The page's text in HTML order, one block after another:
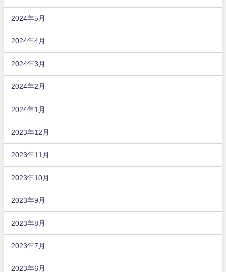
2024年5月
2024年4月
2024年3月
2024年2月
2024年1月
2023年12月
2023年11月
2023年10月
2023年9月
2023年8月
2023年7月
2023年6月